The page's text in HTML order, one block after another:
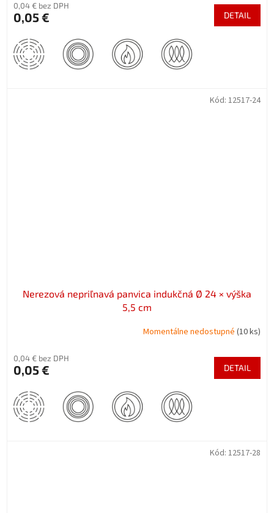
0,04 € bez DPH
0,05 € DETAIL
Nerezová nepriľnavá panvica indukčná Ø 24 × výška
5,5 cm
Momentálne nedostupné (10 ks)
0,04 € bez DPH
0,05 € DETAIL
Kód: 12517-24
Kód: 12517-28